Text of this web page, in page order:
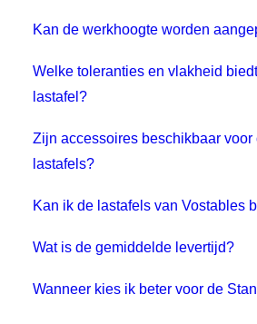
Kan de werkhoogte worden
Welke toleranties en vlakheid
lastafel?
Zijn accessoires beschikbaar voor
lastafels?
Kan ik de lastafels van Vostables
Wat is de gemiddelde levertijd?
Wanneer kies ik beter voor de